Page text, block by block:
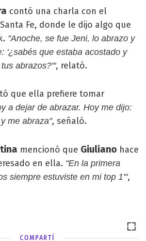
contó una charla con el
Fe, donde le dijo algo que
"Anoche, se fue Jeni, lo abrazo y
'¿sabés que estaba acostado y
abrazos?'", relató.
que ella prefiere tomar
a dejar de abrazar. Hoy me dijo:
me abraza", señaló.
mencionó que Giuliano hace
en ella. "En la primera
siempre estuviste en mi top 1'",
COMPARTÍ